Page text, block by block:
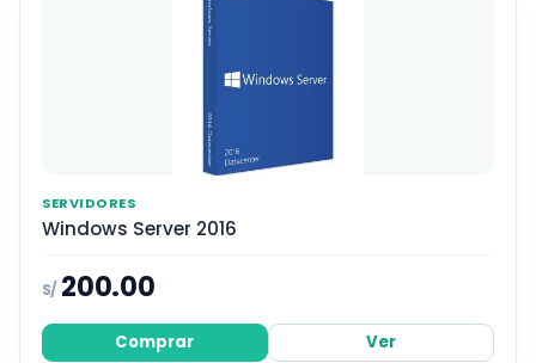
SERVIDORES
Windows Server 2016
S/ 200.00
Comprar Ver